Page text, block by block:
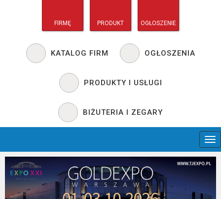
FIRMĘ PRODUKT OGŁOSZENIE
KATALOG FIRM OGŁOSZENIA
PRODUKTY I USŁUGI
BIŻUTERIA I ZEGARY